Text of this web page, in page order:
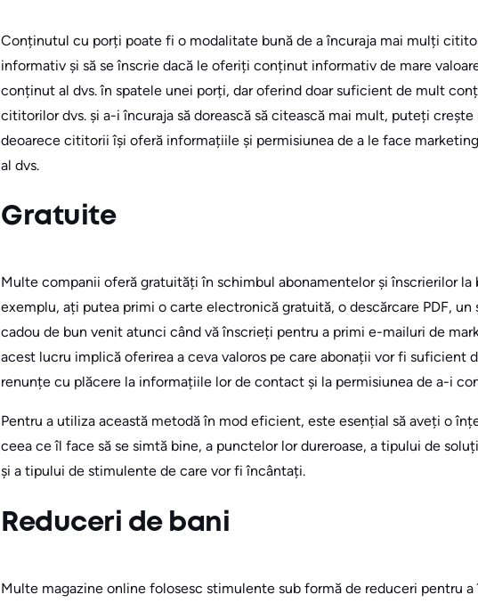
Conținutul cu porți poate fi o modalitate bună de a încuraja mai mulți
informativ și să se înscrie dacă le oferiți conținut informativ de mare
conținut al dvs. în spatele unei porți, dar oferind doar suficient de mult
cititorilor dvs. și a-i încuraja să dorească să citească mai mult, puteți
deoarece cititorii își oferă informațiile și permisiunea de a le face
al dvs.
Gratuite
Multe companii oferă gratuități în schimbul abonamentelor și înscrierilor
exemplu, ați putea primi o carte electronică gratuită, o descărcare PDF,
cadou de bun venit atunci când vă înscrieți pentru a primi e-mailuri de
acest lucru implică oferirea a ceva valoros pe care abonații vor fi suficient
renunțe cu plăcere la informațiile lor de contact și la permisiunea de a-i
Pentru a utiliza această metodă în mod eficient, este esențial să aveți o
ceea ce îl face să se simtă bine, a punctelor lor dureroase, a tipului de
și a tipului de stimulente de care vor fi încântați.
Reduceri de bani
Multe magazine online folosesc stimulente sub formă de reduceri pentru a